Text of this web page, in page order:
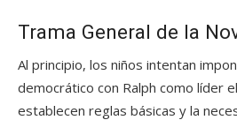
Trama General de la
Al principio, los niños intentan
democrático con Ralph como líder
establecen reglas básicas y la